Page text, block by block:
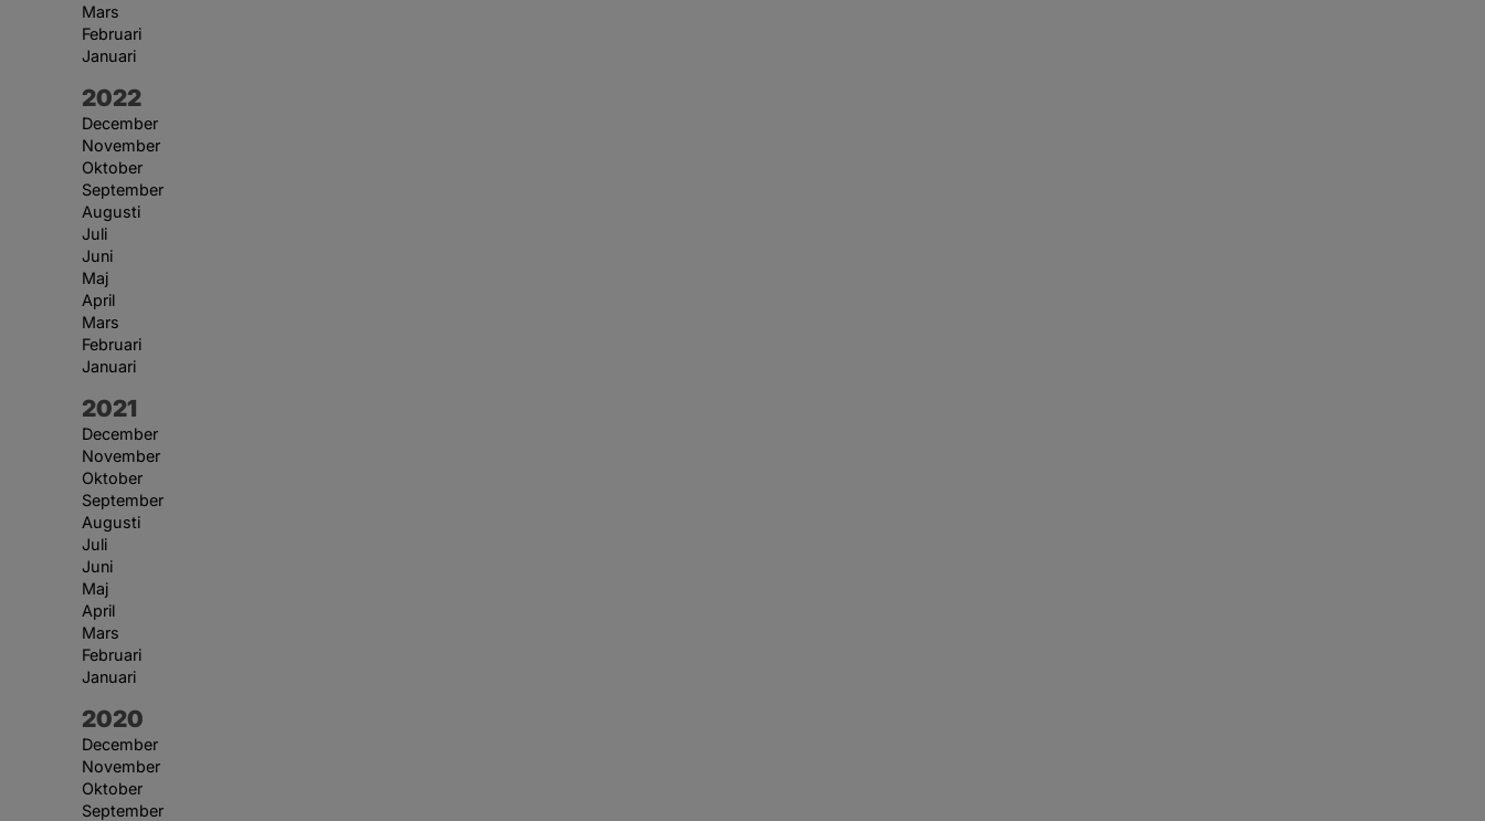
Mars
Februari
Januari
År:
2022
December
November
Oktober
September
Augusti
Juli
Juni
Maj
April
Mars
Februari
Januari
År:
2021
December
November
Oktober
September
Augusti
Juli
Juni
Maj
April
Mars
Februari
Januari
År:
2020
December
November
Oktober
September